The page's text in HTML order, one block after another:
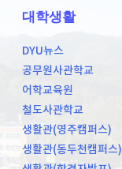
대학생활
DYU뉴스
공무원사관학교
어학교육원
철도사관학교
생활관(영주캠퍼스)
생활관(동두천캠퍼스)